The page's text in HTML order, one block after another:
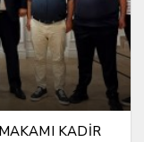
KADİR